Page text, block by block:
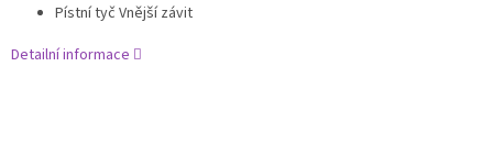
Pístní tyč Vnější závit
Detailní informace